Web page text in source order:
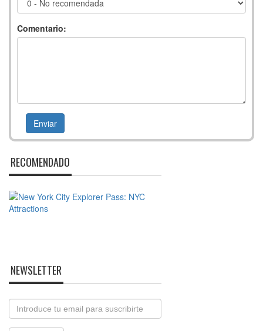
Comentario:
RECOMENDADO
NEWSLETTER
Email